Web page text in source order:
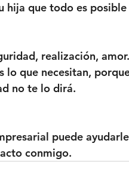
hija que todo es
realización,
lo que necesitan,
no te lo dirá.
puede
conmigo.